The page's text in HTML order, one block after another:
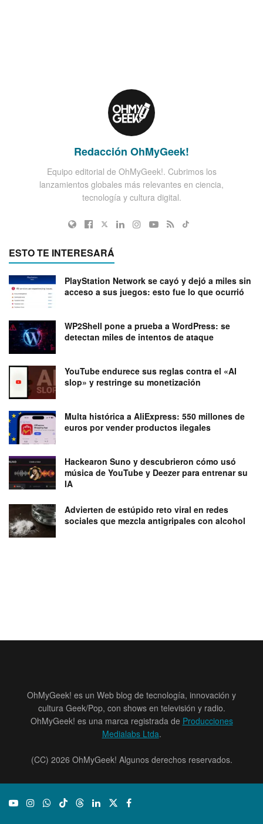
Redacción OhMyGeek!
Equipo editorial de OhMyGeek!. Cubrimos los
lanzamientos globales más relevantes en ciencia,
tecnología y cultura digital.
ESTO TE INTERESARÁ
PlayStation Network se cayó y dejó a miles sin
acceso a sus juegos: esto fue lo que ocurrió
WP2Shell pone a prueba a WordPress: se
detectan miles de intentos de ataque
YouTube endurece sus reglas contra el «AI
slop» y restringe su monetización
Multa histórica a AliExpress: 550 millones de
euros por vender productos ilegales
Hackearon Suno y descubrieron cómo usó
música de YouTube y Deezer para entrenar su
IA
Advierten de estúpido reto viral en redes
sociales que mezcla antigripales con alcohol
OhMyGeek! es un Web blog de tecnología, innovación y
cultura Geek/Pop, con shows en televisión y radio.
OhMyGeek! es una marca registrada de Producciones
Medialabs Ltda.
(CC) 2026 OhMyGeek! Algunos derechos reservados.